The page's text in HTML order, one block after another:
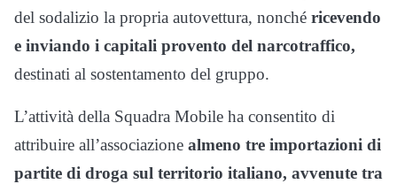
del sodalizio la propria autovettura, nonché ricevendo
e inviando i capitali provento del narcotraffico,
destinati al sostentamento del gruppo.
L’attività della Squadra Mobile ha consentito di
attribuire all’associazione almeno tre importazioni di
partite di droga sul territorio italiano, avvenute tra